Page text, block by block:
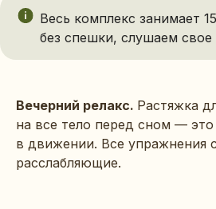
Весь комплекс занимает
без спешки, слушаем свое
Вечерний релакс. Растяжка
на все тело перед сном —
в движении. Все упражнения
расслабляющие.